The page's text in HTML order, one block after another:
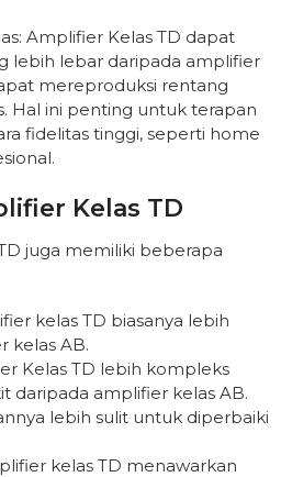
Amplifier Kelas TD dapat
lebih lebar daripada amplifier
mereproduksi rentang
Hal ini penting untuk terapan
fidelitas tinggi, seperti home
Kelas TD
juga memiliki beberapa
kelas TD biasanya lebih
kelas AB.
Kelas TD lebih kompleks
daripada amplifier kelas AB.
lebih sulit untuk diperbaiki
kelas TD menawarkan